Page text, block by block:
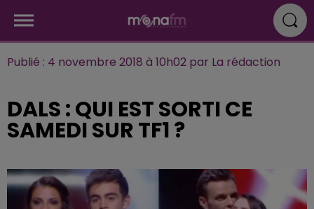
Publié : 4 novembre 2018 à 10h02 par La rédaction
DALS : QUI EST SORTI CE
SAMEDI SUR TF1 ?